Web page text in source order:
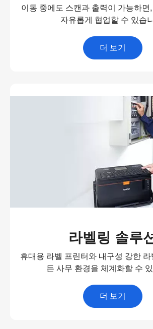
이동 중에도 스캔과 출력이 가능하면
자유롭게 협업할 수 있습
더 보기
라벨링 솔루
휴대용 라벨 프린터와 내구성 강한 라
든 사무 환경을 체계화할 수
더 보기